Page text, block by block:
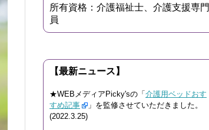
所有資格：介護福祉士、介護支援専門
員
【最新ニュース】
★WEBメディアPicky'sの「 介護用ベッドおす
すめ記事
」を監修させていただきました。
(2022.3.25)